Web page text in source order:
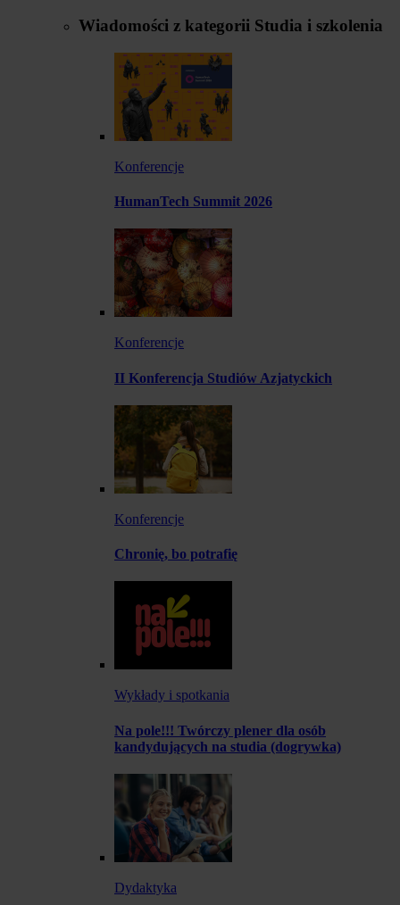
Wiadomości z kategorii Studia i szkolenia
Konferencje
HumanTech Summit 2026
Konferencje
II Konferencja Studiów Azjatyckich
Konferencje
Chronię, bo potrafię
Wykłady i spotkania
Na pole!!! Twórczy plener dla osób
kandydujących na studia (dogrywka)
Dydaktyka